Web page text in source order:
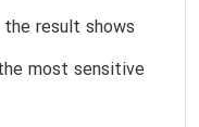
result shows
most sensitive